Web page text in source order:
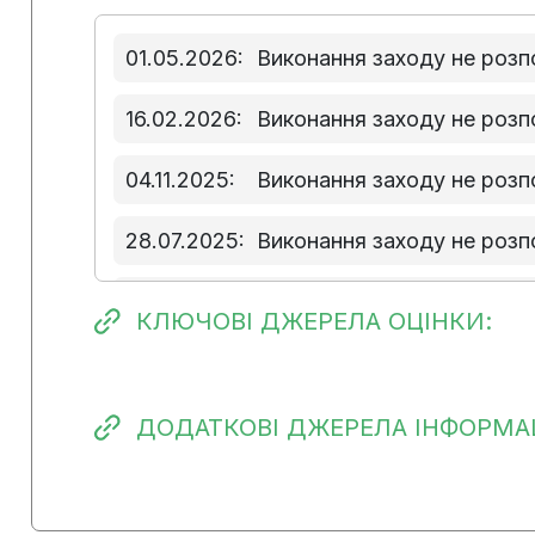
01.05.2026: Виконання заходу не
16.02.2026: Виконання заходу не
04.11.2025: Виконання заходу не
28.07.2025: Виконання заходу не
17.10.2024: Виконання заходу не
КЛЮЧОВІ ДЖЕРЕЛА ОЦІНКИ:
ДОДАТКОВІ ДЖЕРЕЛА